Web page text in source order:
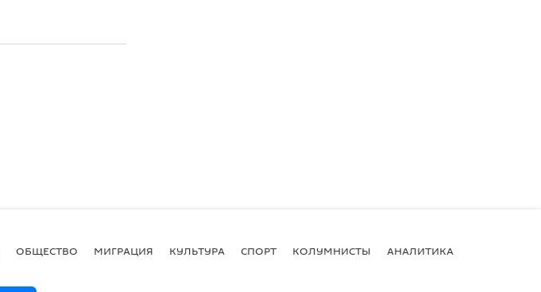
ОБЩЕСТВО МИГРАЦИЯ КУЛЬТУРА СПОРТ КОЛУМНИСТЫ АНАЛИТИКА